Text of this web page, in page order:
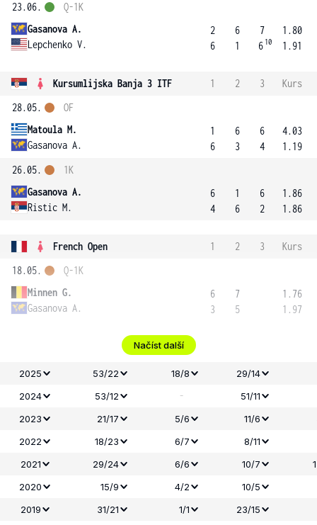
23.06.
Gasanova A.
Lepchenko V.
Q-1K
2
6
6
1
7
6 10
1.80
1.91
Kursumlijska Banja 3 ITF 1 2 3
Kurs
28.05.
Matoula M.
Gasanova A.
OF
1
6
6
3
6
4
4.03
1.19
26.05.
Gasanova A.
Ristic M.
1K
6
4
1
6
6
2
1.86
1.86
French Open 1 2 3
Kurs
18.05.
Minnen G.
Gasanova A.
Q-1K
6
3
7
5
1.76
1.97
Načíst další
2025 53/22 18/8
29/14
2024
53/12 -
51/11
2023
21/17 5/6 11/6
2022
18/23 6/7
8/11
2021
29/24 6/6 10/7
2020
15/9 4/2
10/5
2019
31/21 1/1 23/15